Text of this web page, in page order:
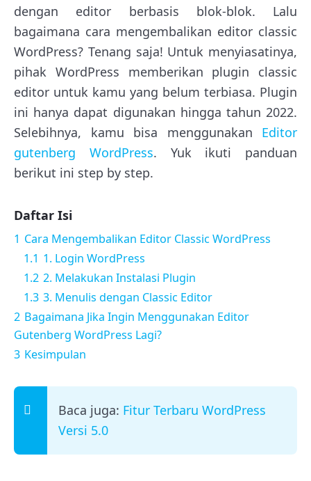
dengan editor berbasis blok-blok. Lalu
bagaimana cara mengembalikan editor classic
WordPress? Tenang saja! Untuk menyiasatinya,
pihak WordPress memberikan plugin classic
editor untuk kamu yang belum terbiasa. Plugin
ini hanya dapat digunakan hingga tahun 2022.
Selebihnya, kamu bisa menggunakan Editor
gutenberg WordPress. Yuk ikuti panduan
berikut ini step by step.
Daftar Isi
1 Cara Mengembalikan Editor Classic WordPress
1.1 1. Login WordPress
1.2 2. Melakukan Instalasi Plugin
1.3 3. Menulis dengan Classic Editor
2 Bagaimana Jika Ingin Menggunakan Editor
Gutenberg WordPress Lagi?
3 Kesimpulan
Baca juga: Fitur Terbaru WordPress
Versi 5.0